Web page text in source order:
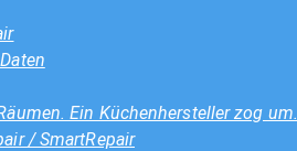
Ein Küchenhersteller zog um.
/ SmartRepair